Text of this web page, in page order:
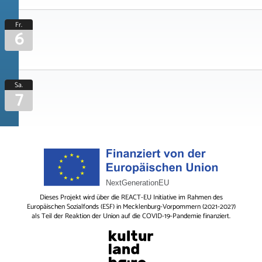
Fr.
6
Sa.
7
Dieses Projekt wird über die REACT-EU Initiative im Rahmen des
Europäischen Sozialfonds (ESF) in Mecklenburg-Vorpommern (2021-2027)
als Teil der Reaktion der Union auf die COVID-19-Pandemie finanziert.